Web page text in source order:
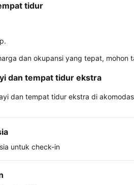
tidur
dan okupansi yang tepat,
dan tempat tidur ekstra
dan tempat tidur ekstra di
untuk check-in